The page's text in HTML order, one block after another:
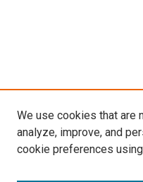
We use cookies that are
analyze, improve, and
cookie preferences